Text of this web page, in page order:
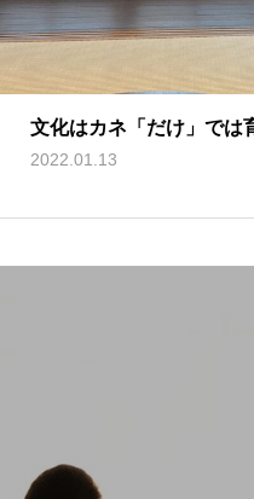
文化はカネ「だけ」では
2022.01.13